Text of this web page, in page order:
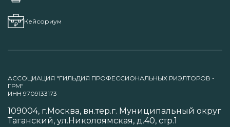
Кейсориум
АССОЦИАЦИЯ "ГИЛЬДИЯ ПРОФЕССИОНАЛЬНЫХ РИЭЛТОРОВ -
ГРМ"
ИНН 9709133173
109004, г.Москва, вн.тер.г. Муниципальный округ
Таганский, ул.Николоямская, д.40, стр.1